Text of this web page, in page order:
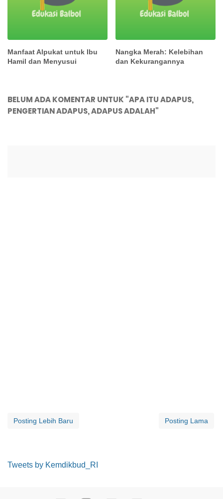
Manfaat Alpukat untuk Ibu
Hamil dan Menyusui
Nangka Merah: Kelebihan
dan Kekurangannya
BELUM ADA KOMENTAR UNTUK "APA ITU ADAPUS,
PENGERTIAN ADAPUS, ADAPUS ADALAH"
Posting Lebih Baru Posting Lama
Tweets by Kemdikbud_RI